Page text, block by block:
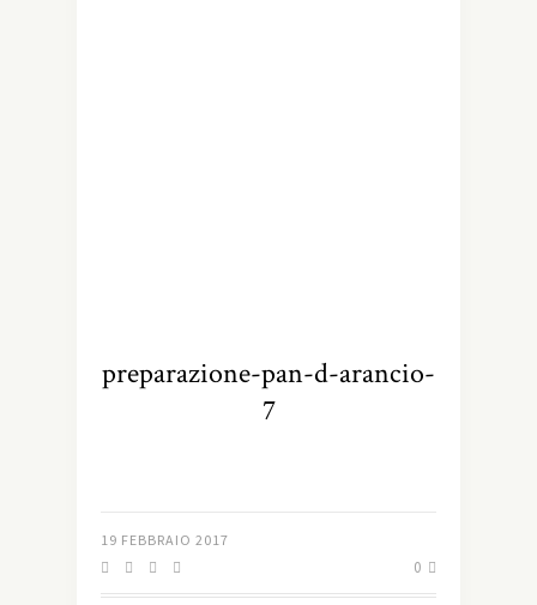
preparazione-pan-d-arancio-
7
19 FEBBRAIO 2017
0